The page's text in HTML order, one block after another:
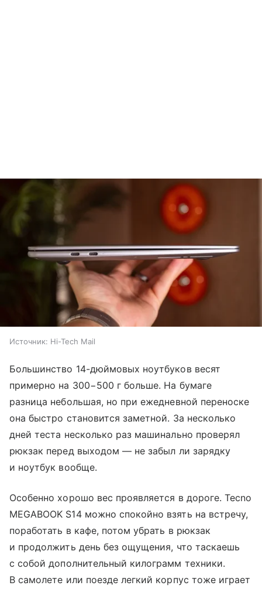
Источник: Hi-Tech Mail
Большинство 14-дюймовых ноутбуков весят
примерно на 300−500 г больше. На бумаге
разница небольшая, но при ежедневной переноске
она быстро становится заметной. За несколько
дней теста несколько раз машинально проверял
рюкзак перед выходом — не забыл ли зарядку
и ноутбук вообще.
Особенно хорошо вес проявляется в дороге. Tecno
MEGABOOK S14 можно спокойно взять на встречу,
поработать в кафе, потом убрать в рюкзак
и продолжить день без ощущения, что таскаешь
с собой дополнительный килограмм техники.
В самолете или поезде легкий корпус тоже играет